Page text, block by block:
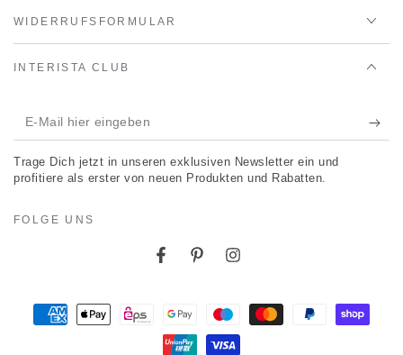
WIDERRUFSFORMULAR
INTERISTA CLUB
E-
Mail
hier
Trage Dich jetzt in unseren exklusiven Newsletter ein und
profitiere als erster von neuen Produkten und Rabatten.
FOLGE UNS
FacebookPinterestInstagram
Zahlungsmöglichkeiten